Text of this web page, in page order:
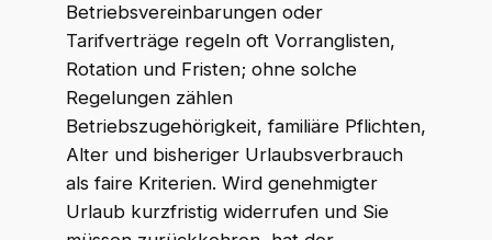
Betriebsvereinbarungen oder
Tarifverträge regeln oft Vorranglisten,
Rotation und Fristen; ohne solche
Regelungen zählen
Betriebszugehörigkeit, familiäre Pflichten,
Alter und bisheriger Urlaubsverbrauch
als faire Kriterien. Wird genehmigter
Urlaub kurzfristig widerrufen und Sie